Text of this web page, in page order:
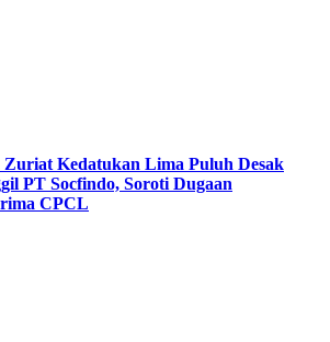
Kedatukan Lima Puluh Desak
PT Socfindo, Soroti Dugaan
CPCL